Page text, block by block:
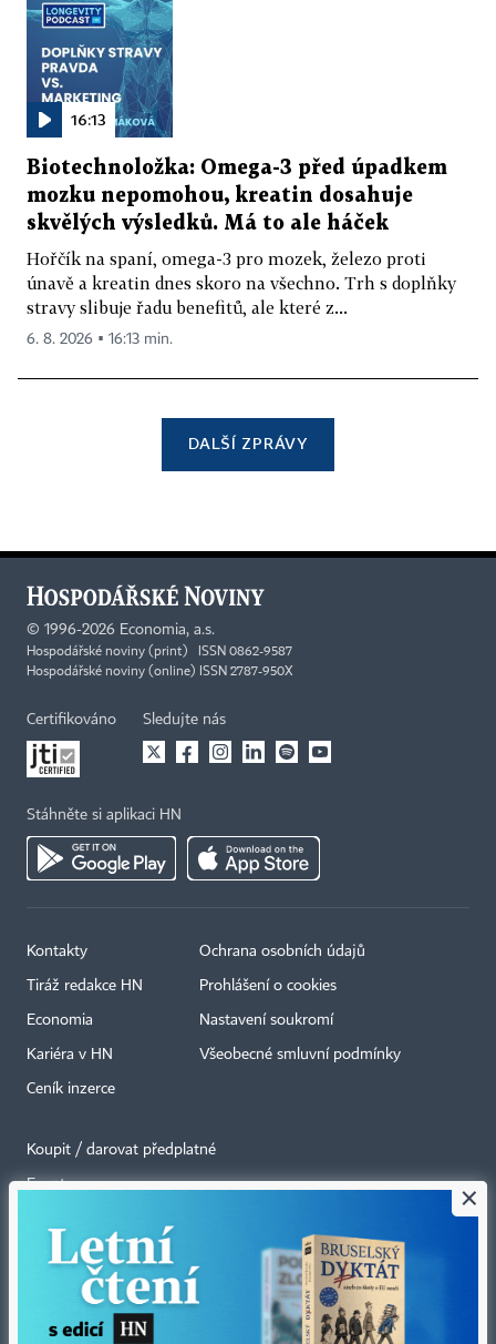
16:13
Biotechnoložka: Omega-3 před úpadkem
mozku nepomohou, kreatin dosahuje
skvělých výsledků. Má to ale háček
Hořčík na spaní, omega-3 pro mozek, železo proti
únavě a kreatin dnes skoro na všechno. Trh s doplňky
stravy slibuje řadu benefitů, ale které z...
6. 8. 2026 ▪ 16:13 min.
DALŠÍ ZPRÁVY
© 1996-2026 Economia, a.s.
Hospodářské noviny (print) ISSN 0862-9587
Hospodářské noviny (online) ISSN 2787-950X
Certifikováno Sledujte nás
Stáhněte si aplikaci HN
Kontakty
Tiráž redakce HN
Economia
Kariéra v HN
Ceník inzerce
Ochrana osobních údajů
Prohlášení o cookies
Nastavení soukromí
Všeobecné smluvní podmínky
Koupit / darovat předplatné
Eventy
RSS kanály
Autorská práva vykonává vydavatel. Bez písemného svolení vydavatele je
×